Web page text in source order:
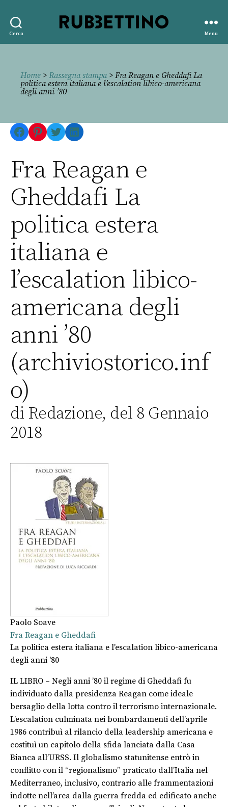
Cerca
editore
Menu
Home > Rassegna stampa> Fra Reagan e Gheddafi La
politica estera italiana e l’escalation libico-americana
degli anni ’80
Facebook
Pinterest
TwitterLinkedIn
Fra Reagan e
Gheddafi La
politica estera
italiana e
l’escalation libico-
americana degli
anni ’80
(archiviostorico.inf
o)
di Redazione, del 8 Gennaio
2018
Paolo Soave
Fra Reagan e Gheddafi
La politica estera italiana e l'escalation libico-americana
degli anni '80
IL LIBRO – Negli anni ’80 il regime di Gheddafi fu
individuato dalla presidenza Reagan come ideale
bersaglio della lotta contro il terrorismo internazionale.
L’escalation culminata nei bombardamenti dell’aprile
1986 contribuì al rilancio della leadership americana e
costituì un capitolo della sfida lanciata dalla Casa
Bianca all’URSS. Il globalismo statunitense entrò in
conflitto con il “regionalismo” praticato dall’Italia nel
Mediterraneo, inclusivo, contrario alle frammentazioni
indotte nell’area dalla guerra fredda ed edificato anche